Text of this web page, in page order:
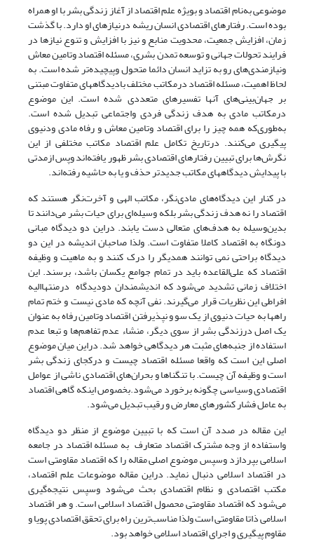
موضوعی به‌نام اقتصاد و بویژه علم اقتصاد از آغاز زندگی بشر با او همراه
بوده است. رفتارهای اقتصادی انسان ریشه درنیازهای او دارد. با گذشت
زمان، افزایش جمعیت، محدویت منابع و نیز با افزایش و تنوع نیازها در
فرایند تحولات جهانی و توسعه تمدن بشری، مسئله اقتصاد وتامین معاش
ونیازمندی‌‌های رو به تزاید انسان دائما متحول وپیچیده‌تر شده است. به
لحاظ اهمیت، مسئله اقتصاد درمکاتب مختلف بادیدگاههای متفاوت مبتنی
بر جهان‌بینی‌های آنها تفسیرهای متعددی شده است. این موضوع
درمکاتب مادی به هدف زندگی فردی واجتماعی تبدیل شده است.
به‌طوری‌که همه چیز را برای اقتصاد وتامین معاش و رفاه مادی ودنیوی
پیگیری می‌کنند. درتاریخ تکامل علم اقتصاد مکاتب مختلفی از این
نگرش‌ها برای تبیین رفتارهای اقتصادی بشر ظهور یافته‌اند وپس ازمدتی
با پیدایش دیدگاههای مکاتب جدیدتر حذف و یا به حاشیه رفته‌اند.
در کنار این دیدگاه‌های مادی‌نگر، مکاتب الهی و آخرت‌نگر هستند که
اقتصاد را نه هدف زندگی بشر بلکه وسیله‌ای برای حیات بشر می‌دانند تا
بدین‌وسیله به هدف‌های متعالی دست یابند. دراین دو دیدگاه مبانی
دونگاه به اقتصاد کاملا متفاوت است. ولذا صاحبان اندیشه در این دو
دیدگاه براحتی نمی توانند همدیگر را درک کنند و به ماهیت و وظیفه
اقتصاد که علی‌القاعده باید در تمام جوامع یکسان باشد، برسند. این
اختلاف زمانی تشدید می‌شود که اندیشمندان دودیدگاه درمنتهاالیه
افراطی این نظریات قرار می‌گیرند. نفی آنچه که مادی نیست و ختم تمام
راهها به حیات دنیوی از یک سو و نپذیرفتن اقتصاد وتامین رفاه به عنوان
یک اصل درزندگی بشر از سوی دیگر، منشاء عدم تفاهم‌ها و تبعا عدم
استفاده از جنبه‌های مثبت هر دیدگاهی خواهد شد. دراین میان موضوع
اصلی این است که واقعا مسئله اقتصاد چیست و درکجای زندگی بشر
است و وظیفه آن چیست. با تنگناها و بحران‌های اقتصادی ناشی از عوامل
اقتصادی وسیاسی چگونه برخورد می‌شود.بخصوص اینکه گاهی اقتصاد
به ‌عامل فشار کشورهای معارض و رقیب تبدیل می‌شود.
این مقاله در صدد آن است که با تبیین موضوع از منظر دو دیدگاه
واستفاده از وجه مشترک اقتصاد متعارف به مسئله اقتصاد در جامعه
اسلامی بپردازد وسپس موضوع اصلی مقاله را که اقتصاد مقاومتی است
در اقتصاد اسلامی دنبال نماید. دراین مقاله موضوعات علم اقتصاد،
مکتب اقتصادی و نظام اقتصادی بحث می‌شود وسپس نتیجه‌گیری
می‌شود که اقتصاد مقاومتی محصول اقتصاد اسلامی است. و هر اقتصاد
اسلامی ذاتا مقاومتی است ولذا مناسب‌ترین راه برای تحقق اقتصادی پویا و
مقاوم پیگیری و اجرای اقتصاد اسلامی خواهد بود.